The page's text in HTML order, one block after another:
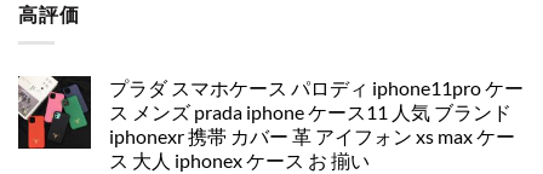
高評価
プラダ スマホケース パロディ iphone11pro ケー
ス メンズ prada iphone ケース11 人気 ブランド
iphonexr 携帯 カバー 革 アイフォン xs max ケー
ス 大人 iphonex ケース お 揃い